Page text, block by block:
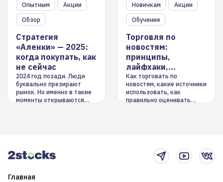
Опытным
Акции
Обзор
Стратегия
«Аленки» — 2025:
когда покупать, как
не сейчас
2024 год позади. Люди
буквально презирают
рынок. Но именно в такие
моменты открываются
Новичкам
Акции
Обучение
Торговля по
новостям:
принципы,
лайфхаки,
инструменты
Как торговать по
новостям, какие источники
использовать, как
правильно оценивать
Главная